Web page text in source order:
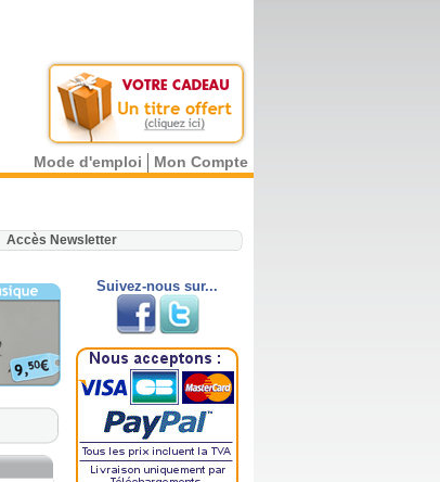
Mode d'emploi Mon Compte
Accès Newsletter
Suivez-nous sur...